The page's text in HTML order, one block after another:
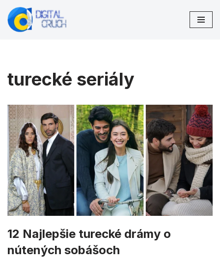
Preskočiť
turecké seriály
12 Najlepšie turecké drámy o
nútených sobášoch